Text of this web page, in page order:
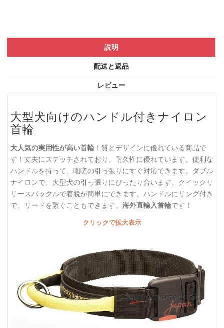
説明
配送と返品
レビュー
大型犬向けのハンドル付きナイロン
首輪
大人気の実用性が高い首輪 ！質とデザインに優れている商品で
す！丈夫にステッチされており、耐久性に優れています。便利な
ハンドルを持って、咄嗟の引っ張りにすぐ対応できます。ダブル
ナイロンで、大型犬の引っ張りにぴったり合います。クイックリ
リースバックルで着脱が簡単にできます。ハンドルにリング付き
で、リードを繋ぐこともできます。 海外直輸入首輪です！
クリックで拡大表示